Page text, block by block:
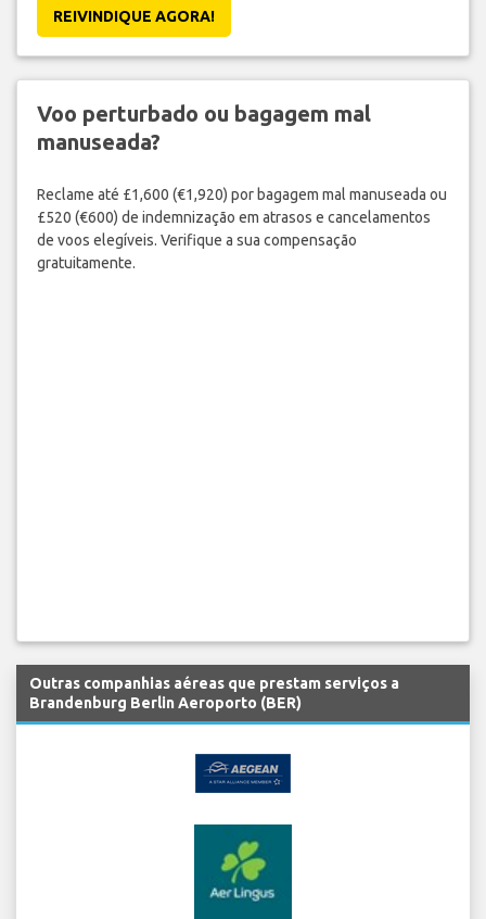
REIVINDIQUE AGORA!
Voo perturbado ou bagagem mal
manuseada?
Reclame até £1,600 (€1,920) por bagagem mal manuseada ou
£520 (€600) de indemnização em atrasos e cancelamentos
de voos elegíveis. Verifique a sua compensação
gratuitamente.
Outras companhias aéreas que prestam serviços a
Brandenburg Berlin Aeroporto (BER)